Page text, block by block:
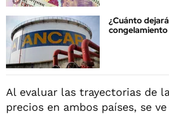
¿Cuánto
Al evaluar las trayectorias de
precios en ambos países, se